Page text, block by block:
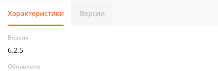
Характеристики Версии
Версия
6.2.5
Обновлено